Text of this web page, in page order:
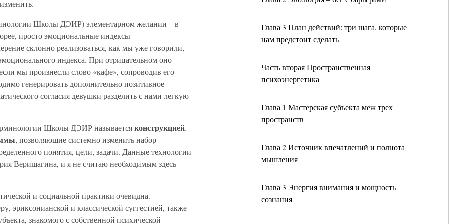
Глава 3 План действий: три шага, которые
нам предстоит сделать
Часть вторая Пространственная
психоэнергетика
Глава 1 Мастерская субъекта меж трех
пространств
Глава 2 Источник впечатлений и полнота
мышления
Глава 3 Энергия внимания и мощность
сознания
Школы ДЭИР) элементарном желании – в
просто эмоциональные индексы –
склонно реализоваться, как мы уже говорили,
индекса. При отрицательном оно
мы произнесли слово «кафе», сопроводив его
генерировать дополнительно позитивное
согласия девушки разделить с нами легкую
Школы ДЭИР называетсяконструкцией.
, позволяющие системно изменить набор
понятия, цели, задачи. Данные технологии
Верищагина, и я не считаю необходимым здесь
и социальной практики очевидна.
эриксонианской и классической суггестией, также
знакомого с собственной психической